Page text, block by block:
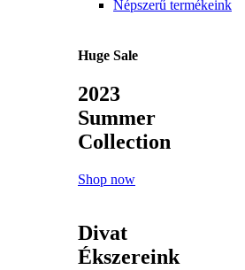
Népszerű termékeink
Huge Sale
2023
Summer
Collection
Shop now
Divat
Ékszereink